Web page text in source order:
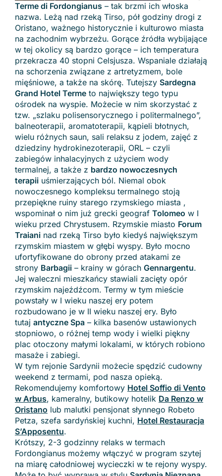
Terme di Fordongianus – tak brzmi ich włoska
nazwa. Leżą nad rzeką Tirso, pół godziny drogi z
Oristano, ważnego historycznie i kulturowo miasta
na zachodnim wybrzeżu. Gorące źródła wybijające
w tej okolicy są bardzo gorące – ich temperatura
przekracza 40 stopni Celsjusza. Wspaniale działają
na schorzenia związane z artretyzmem, bole
mięśniowe, a także na skórę. Tutejszy Sardegna
Grand Hotel Terme to największy tego typu
ośrodek na wyspie. Możecie w nim skorzystać z
tzw. „szlaku polisensorycznego i politermalnego”,
balneoterapii, aromatoterapii, kąpieli błotnych,
wielu różnych saun, sali relaksu z jodem, zajęć z
dziedziny hydrokinezoterapii, ORL – czyli
zabiegów inhalacyjnych z użyciem wody
termalnej, a także z bardzo nowoczesnych
terapii uśmierzających ból. Niemal obok
nowoczesnego kompleksu termalnego stoją
przepiękne ruiny starego rzymskiego miasta ,
wspominał o nim już grecki geograf Tolomeo w I
wieku przed Chrystusem. Rzymskie miasto Forum
Traiani nad rzeką Tirso było kiedyś największym
rzymskim miastem w głębi wyspy. Było mocno
ufortyfikowane do obrony przed atakami ze
strony Barbagii – krainy w górach Gennargentu.
Jej waleczni mieszkańcy stawiali zacięty opór
rzymskim najeźdźcom. Termy w tym mieście
powstały w I wieku naszej ery potem
rozbudowano je w II wieku naszej ery. Było
tutaj antyczne Spa – kilka basenów ustawionych
stopniowo, o różnej temp wody i wielki piękny
plac otoczony małymi lokalami, w których robiono
masaże i zabiegi.
W tym rejonie Sardynii możecie spędzić cudowny
weekend z termami, pod nasza opieką.
Rekomendujemy komfortowy Hotel Soffio di Vento
w Arbus, kameralny, butikowy hotelik Da Renzo w
Oristano lub malutki pensjonat słynnego Robeto
Petza, szefa sardyńskiej kuchni, Hotel Restauracja
S’Apposentu.
Krótszy, 2-3 godzinny relaks w termach
Fordongianus możemy włączyć w program szytej
na miarę całodniowej wycieczki w te rejony wyspy.